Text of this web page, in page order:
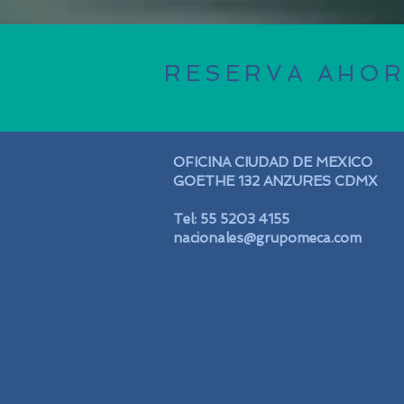
RESERVA
OFICINA CIUDAD DE MEXICO
GOETHE 132 ANZURES CDMX
Tel: 55 5203 4155
nacionales@grupomeca.com